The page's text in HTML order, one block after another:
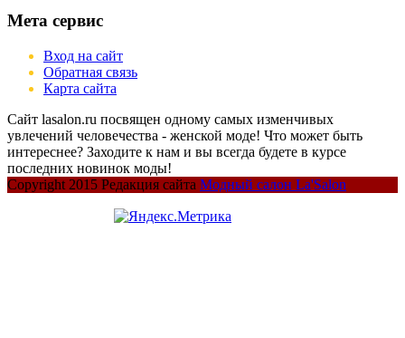
Мета сервис
Вход на сайт
Обратная связь
Карта сайта
Сайт lasalon.ru посвящен одному самых изменчивых
увлечений человечества - женской моде! Что может быть
интереснее? Заходите к нам и вы всегда будете в курсе
последних новинок моды!
Copyright 2015 Редакция сайта Модный салон La'Salon